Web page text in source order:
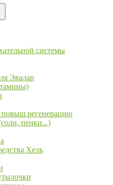
системы
Эвалар
регенерацию
пенки...)
Хель